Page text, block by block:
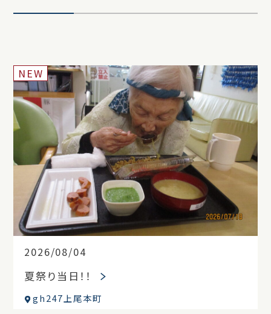
2026/08/04
NEW
夏祭り当日！！
gh247上尾本町